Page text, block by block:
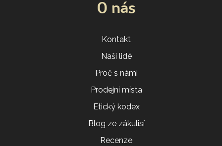
O nás
Kontakt
Naši lidé
Proč s námi
Prodejní místa
Etický kodex
Blog ze zákulisí
Recenze